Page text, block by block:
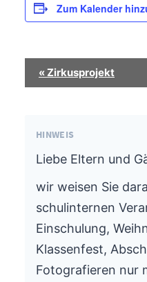
Zum Kalender
Termin-
Navigation
«Zirkusprojekt
HINWEIS
Liebe Eltern und
wir weisen Sie
schulinternen
Einschulung,
Klassenfest,
Fotografieren nur